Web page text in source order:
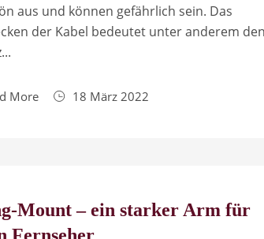
aus und können gefährlich sein. Das
der Kabel bedeutet unter anderem
More 18 März 2022
Mount – ein starker Arm für